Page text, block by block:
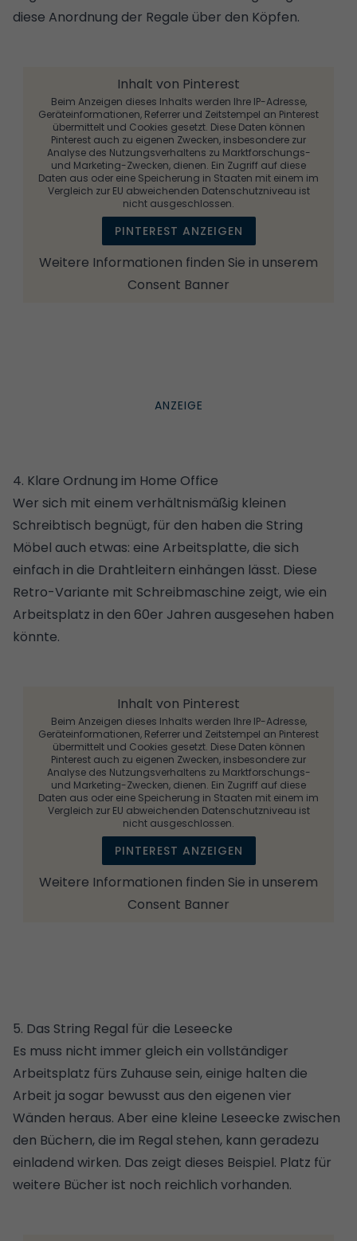
diese Anordnung der Regale über den Köpfen.
Inhalt von Pinterest
Beim Anzeigen dieses Inhalts werden Ihre IP-Adresse,
Geräteinformationen, Referrer und Zeitstempel an Pinterest
übermittelt und Cookies gesetzt. Diese Daten können
Pinterest auch zu eigenen Zwecken, insbesondere zur
Analyse des Nutzungsverhaltens zu Marktforschungs-
und Marketing-Zwecken, dienen. Ein Zugriff auf diese
Daten aus oder eine Speicherung in Staaten mit einem im
Vergleich zur EU abweichenden Datenschutzniveau ist
nicht ausgeschlossen.
PINTEREST ANZEIGEN
Weitere Informationen finden Sie in unserem
Consent Banner
4. Klare Ordnung im Home Office
Wer sich mit einem verhältnismäßig kleinen
Schreibtisch begnügt, für den haben die String
Möbel auch etwas: eine Arbeitsplatte, die sich
einfach in die Drahtleitern einhängen lässt. Diese
Retro-Variante mit Schreibmaschine zeigt, wie ein
Arbeitsplatz in den 60er Jahren ausgesehen haben
könnte.
Inhalt von Pinterest
Beim Anzeigen dieses Inhalts werden Ihre IP-Adresse,
Geräteinformationen, Referrer und Zeitstempel an Pinterest
übermittelt und Cookies gesetzt. Diese Daten können
Pinterest auch zu eigenen Zwecken, insbesondere zur
Analyse des Nutzungsverhaltens zu Marktforschungs-
und Marketing-Zwecken, dienen. Ein Zugriff auf diese
Daten aus oder eine Speicherung in Staaten mit einem im
Vergleich zur EU abweichenden Datenschutzniveau ist
nicht ausgeschlossen.
PINTEREST ANZEIGEN
Weitere Informationen finden Sie in unserem
Consent Banner
5. Das String Regal für die Leseecke
Es muss nicht immer gleich ein vollständiger
Arbeitsplatz fürs Zuhause sein, einige halten die
Arbeit ja sogar bewusst aus den eigenen vier
Wänden heraus. Aber eine kleine Leseecke zwischen
den Büchern, die im Regal stehen, kann geradezu
einladend wirken. Das zeigt dieses Beispiel. Platz für
weitere Bücher ist noch reichlich vorhanden.